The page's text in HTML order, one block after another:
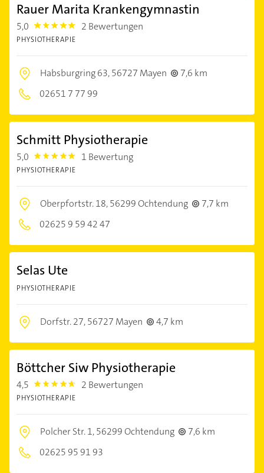
Rauer Marita Krankengymnastin
5,0 5.0 2 Bewertungen
PHYSIOTHERAPIE
Habsburgring 63,56727 Mayen
7,6 km
02651 7 77 99
Schmitt Physiotherapie
5,0 5.0 1 Bewertung
PHYSIOTHERAPIE
Oberpfortstr. 18,56299 Ochtendung
7,7 km
02625 9 59 42 47
Selas Ute
PHYSIOTHERAPIE
Dorfstr. 27,56727 Mayen 4,7 km
Böttcher Siw Physiotherapie
4,5 4.5 2 Bewertungen
PHYSIOTHERAPIE
Polcher Str. 1,56299 Ochtendung
7,6 km
02625 95 91 93